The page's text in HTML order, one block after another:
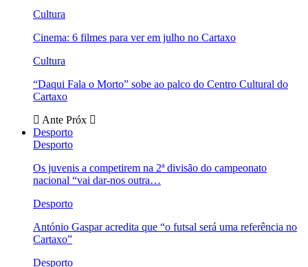
Cultura
Cinema: 6 filmes para ver em julho no Cartaxo
Cultura
“Daqui Fala o Morto” sobe ao palco do Centro Cultural do
Cartaxo
Ante Próx
Desporto
Desporto
Os juvenis a competirem na 2ª divisão do campeonato
nacional “vai dar-nos outra…
Desporto
António Gaspar acredita que “o futsal será uma referência no
Cartaxo”
Desporto